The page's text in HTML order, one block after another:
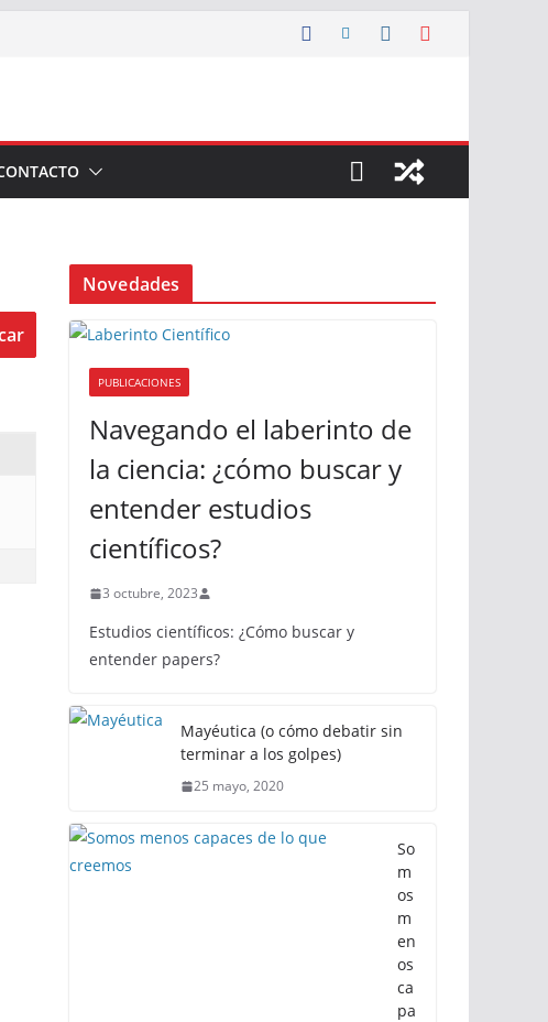
Novedades
PUBLICACIONES
Navegando el laberinto de
la ciencia: ¿cómo buscar y
entender estudios
científicos?
3 octubre, 2023
Estudios científicos: ¿Cómo buscar y
entender papers?
Mayéutica (o cómo debatir sin
terminar a los golpes)
25 mayo, 2020
So
m
os
m
en
os
ca
pa